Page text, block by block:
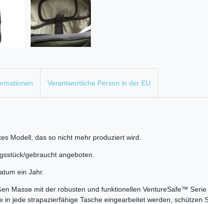
Verantwortliche Person in der EU
Modell, das so nicht mehr produziert wird.
gebraucht angeboten.
ein Jahr.
Masse mit der robusten und funktionellen VentureSafe™
in jede strapazierfähige Tasche eingearbeitet werden, schützen